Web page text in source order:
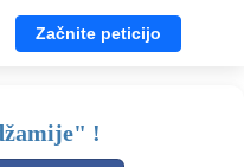
Začnite peticijo
!